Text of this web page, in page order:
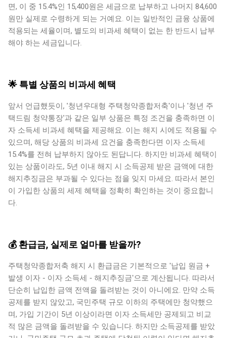
면, 이 중 15.4%인 15,400원은 세금으로 납부하고 나머지 84,600
원만 실제로 수령하게 되는 거예요. 이는 일반적인 금융 상품에
적용되는 세율이며, 별도의 비과세 혜택이 없는 한 반드시 납부
해야 하는 세금입니다.
🌟 특별 상품의 비과세 혜택
앞서 언급했듯이, '청년우대형 주택청약종합저축'이나 '청년 주
택드림 청약통장'과 같은 일부 상품은 특정 조건을 충족하면 이
자 소득세 비과세 혜택을 제공해요. 이는 해지 시에도 적용될 수
있으며, 해당 상품의 비과세 요건을 충족한다면 이자 소득세
15.4%를 전혀 납부하지 않아도 된답니다. 하지만 비과세 혜택이
있는 상품이라도, 5년 이내 해지 시 소득공제 받은 금액에 대한
해지추징금은 부과될 수 있다는 점을 잊지 마세요. 따라서 본인
이 가입한 상품의 세제 혜택을 정확히 확인하는 것이 중요합니
다.
💰 환급금, 실제로 얼마를 받을까?
주택청약종합저축 해지 시 환급금은 기본적으로 '납입 원금 +
발생 이자 - 이자 소득세 - 해지추징금'으로 계산됩니다. 따라서
단순히 납입한 금액 전액을 돌려받는 것이 아니에요. 만약 소득
공제를 받지 않았고, 국민주택 규모 이하의 주택에만 청약했으
며, 가입 기간이 5년 이상이라면 이자 소득세만 공제되고 비교
적 많은 금액을 돌려받을 수 있습니다. 하지만 소득공제를 받았